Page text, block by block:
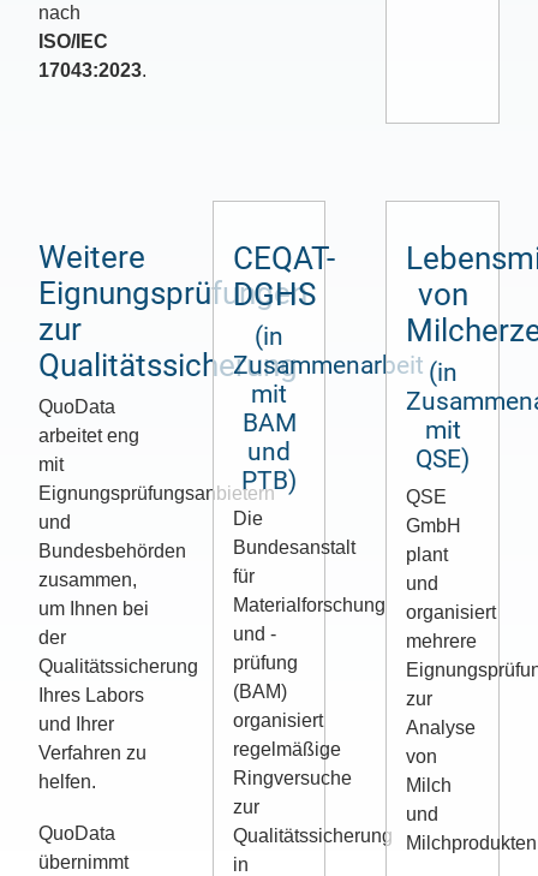
nach
ISO/IEC
17043:2023.
Weitere
Eignungsprüfungen
zur
Qualitätssicherung
QuoData
arbeitet eng
mit
Eignungsprüfungsanbietern
und
Bundesbehörden
zusammen,
um Ihnen bei
der
Qualitätssicherung
Ihres Labors
und Ihrer
Verfahren zu
helfen.
QuoData
übernimmt
CEQAT-
DGHS
(in
Zusammenarbeit
mit
BAM
und
PTB)
Die
Bundesanstalt
für
Materialforschung
und -
prüfung
(BAM)
organisiert
regelmäßige
Ringversuche
zur
Qualitätssicherung
in
von
(in
mit
QSE)
QSE
GmbH
plant
und
organisiert
mehrere
zur
Analyse
von
Milch
und